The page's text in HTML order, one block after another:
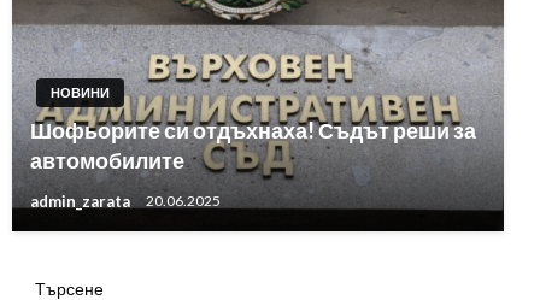
НОВИНИ
Шофьорите си отдъхнаха! Съдът реши за
автомобилите
admin_zarata 20.06.2025
Търсене